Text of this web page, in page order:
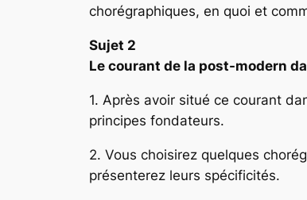
chorégraphiques, en quoi et
Sujet 2
Le courant de la post-modern
1. Après avoir situé ce courant
principes fondateurs.
2. Vous choisirez quelques
présenterez leurs spécificités.